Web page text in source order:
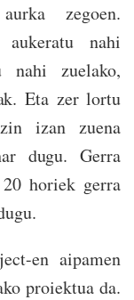
zegoen.
nahi
nahi zuelako,
Eta zer lortu
izan zuena
dugu. Gerra
horiek gerra
en aipamen
proiektua da.